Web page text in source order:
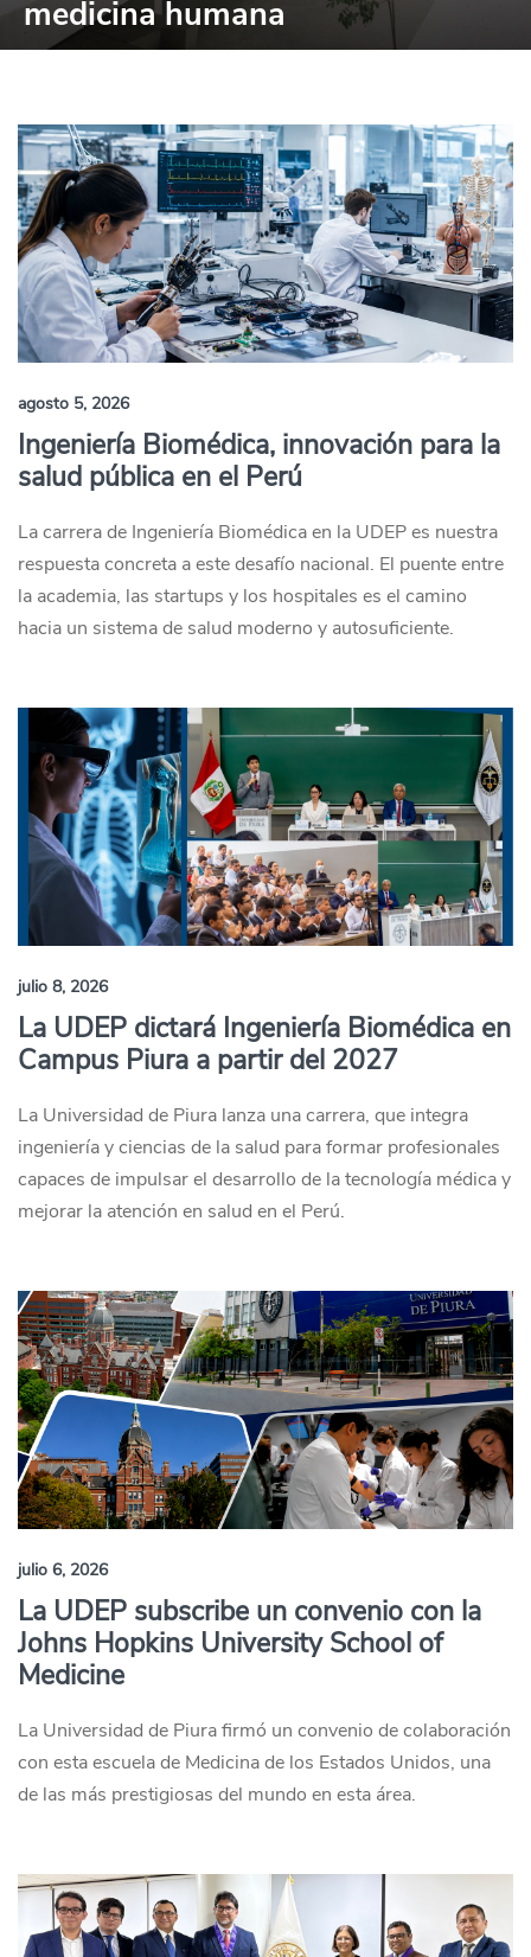
medicina humana
agosto 5, 2026
Ingeniería Biomédica, innovación para la
salud pública en el Perú
La carrera de Ingeniería Biomédica en la UDEP es nuestra
respuesta concreta a este desafío nacional. El puente entre
la academia, las startups y los hospitales es el camino
hacia un sistema de salud moderno y autosuficiente.
julio 8, 2026
La UDEP dictará Ingeniería Biomédica en
Campus Piura a partir del 2027
La Universidad de Piura lanza una carrera, que integra
ingeniería y ciencias de la salud para formar profesionales
capaces de impulsar el desarrollo de la tecnología médica y
mejorar la atención en salud en el Perú.
julio 6, 2026
La UDEP subscribe un convenio con la
Johns Hopkins University School of
Medicine
La Universidad de Piura firmó un convenio de colaboración
con esta escuela de Medicina de los Estados Unidos, una
de las más prestigiosas del mundo en esta área.